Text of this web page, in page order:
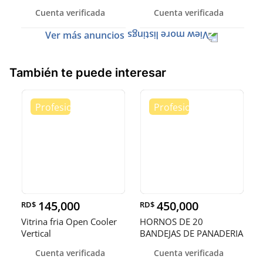
Cuenta verificada Cuenta verificada
Ver más anuncios
También te puede interesar
RD$ 145,000
Vitrina fria Open Cooler
Vertical
Cuenta verificada
RD$ 450,000
HORNOS DE 20
BANDEJAS DE PANADERIA
Cuenta verificada